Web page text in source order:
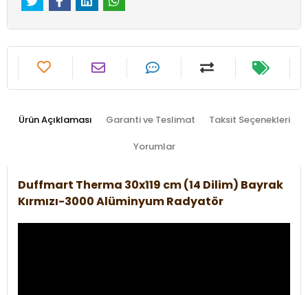
Ürün Açıklaması Garanti ve Teslimat Taksit Seçenekleri
Yorumlar
Duffmart Therma 30x119 cm (14 Dilim) Bayrak
Kırmızı-3000 Alüminyum Radyatör